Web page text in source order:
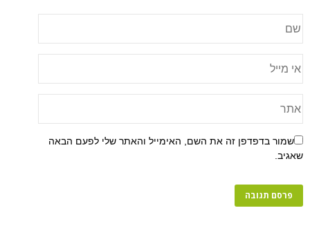
שמור בדפדפן זה את השם, האימייל והאתר שלי לפעם הבאה
שאגיב.